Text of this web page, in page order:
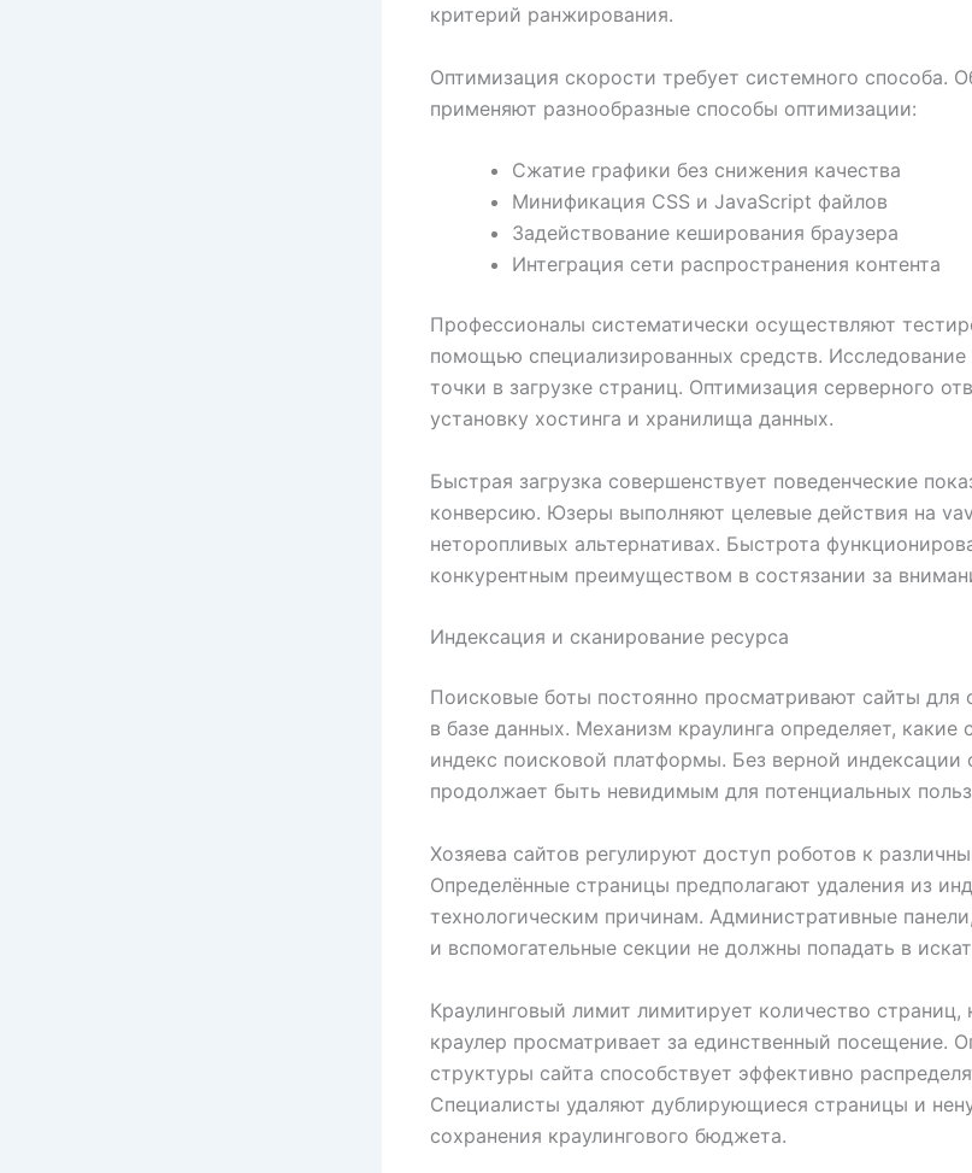
критерий ранжирования.
Оптимизация скорости требует системного способа.
применяют разнообразные способы оптимизации:
Сжатие графики без снижения качества
Минификация CSS и JavaScript файлов
Задействование кеширования браузера
Интеграция сети распространения контента
Профессионалы систематически осуществляют
помощью специализированных средств. Исследование
точки в загрузке страниц. Оптимизация серверного
установку хостинга и хранилища данных.
Быстрая загрузка совершенствует поведенческие
конверсию. Юзеры выполняют целевые действия на
неторопливых альтернативах. Быстрота
конкурентным преимуществом в состязании за
Индексация и сканирование ресурса
Поисковые боты постоянно просматривают сайты для
в базе данных. Механизм краулинга определяет, какие
индекс поисковой платформы. Без верной
продолжает быть невидимым для потенциальных
Хозяева сайтов регулируют доступ роботов к
Определённые страницы предполагают удаления из
технологическим причинам. Административные
и вспомогательные секции не должны попадать в
Краулинговый лимит лимитирует количество
краулер просматривает за единственный посещение.
структуры сайта способствует эффективно
Специалисты удаляют дублирующиеся страницы и
сохранения краулингового бюджета.